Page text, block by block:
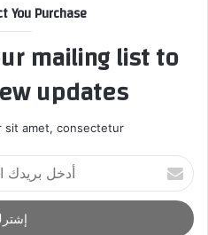
You Purchase
mailing list to
updates!
sit amet, consectetur.
أ
د
خ
ل